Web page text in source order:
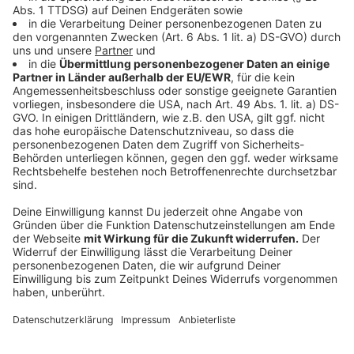
Tour gesprochen.
Max Giesinger - Glück auf den Straßen
Album der Woche|Max Giesinger nimmt uns mit "Glück
auf den Straßen" auf einen Roadtrip durch Herz,
Erinnerungen und neue Leichtigkeit - unser Album der
Woche!
Myles Smith - Stay (If You Wanna Dance)
Neues aus der Musik|Myles Smith feiert mit "Stay (If
und den Moment.
Taylor Swift - The Life Of A Showgirl
Album der Woche |Taylor Swift veröffentlicht ihr
zwölftes Studioalbum. "The Life of a Showgirl" entstand
während ihrer "Eras Tour" und bietet tanzbaren Pop.